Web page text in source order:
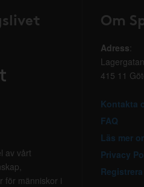
av vårt
för människor i
Om
Adress:
415 11
Kontakta
FAQ
Läs mer
Privacy